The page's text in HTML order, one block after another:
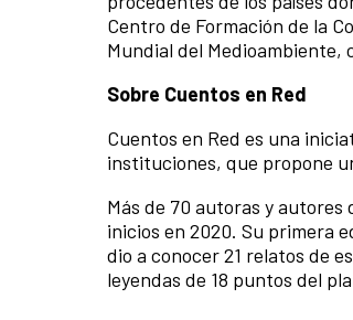
Centro de Formación de la
Mundial del Medioambiente,
Sobre Cuentos en Red
Cuentos en Red es una
instituciones, que propone
Más de 70 autoras y
inicios en 2020. Su primera
dio a conocer 21 relatos de
leyendas de 18 puntos del